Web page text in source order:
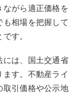
がら適正価格を
相場を把握して
す。
は、国土交通省
す。不動産ライ
取引価格や公示地